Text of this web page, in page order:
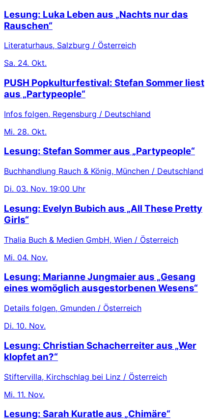
Lesung: Luka Leben aus „Nachts nur das
Rauschen“
Literaturhaus, Salzburg / Österreich
Sa. 24. Okt.
PUSH Popkulturfestival: Stefan Sommer liest
aus „Partypeople“
Infos folgen, Regensburg / Deutschland
Mi. 28. Okt.
Lesung: Stefan Sommer aus „Partypeople“
Buchhandlung Rauch & König, München / Deutschland
Di. 03. Nov. 19:00 Uhr
Lesung: Evelyn Bubich aus „All These Pretty
Girls“
Thalia Buch & Medien GmbH, Wien / Österreich
Mi. 04. Nov.
Lesung: Marianne Jungmaier aus „Gesang
eines womöglich ausgestorbenen Wesens“
Details folgen, Gmunden / Österreich
Di. 10. Nov.
Lesung: Christian Schacherreiter aus „Wer
klopfet an?“
Stiftervilla, Kirchschlag bei Linz / Österreich
Mi. 11. Nov.
Lesung: Sarah Kuratle aus „Chimäre“